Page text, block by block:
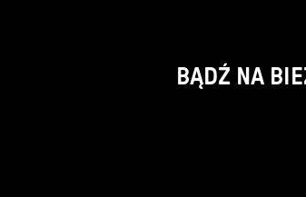
BĄDŹ NA